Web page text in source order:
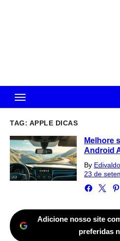
TAG: APPLE DICAS
Melhore
Android
By
23 de
Adicione nosso site
preferidas